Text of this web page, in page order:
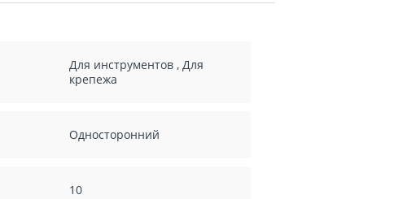
Для инструментов ,Для
крепежа
Односторонний
10